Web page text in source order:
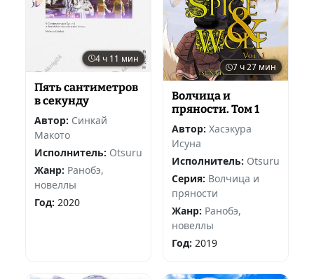
4 ч 11 мин
Пять сантиметров
в секунду
Автор: Синкай
Макото
Исполнитель: Otsuru
Жанр: Ранобэ,
новеллы
Год: 2020
7 ч 27 мин
Волчица и
пряности. Том 1
Автор: Хасэкура
Исуна
Исполнитель: Otsuru
Серия: Волчица и
пряности
Жанр: Ранобэ,
новеллы
Год: 2019